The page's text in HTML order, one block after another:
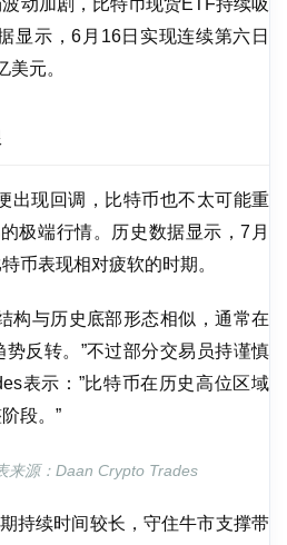
动加剧，比特币现货ETF持续吸
显示，6月16日实现连续第六日
元。
出现回调，比特币也不太可能重
极端行情。历史数据显示，7月
币表现相对疲软的时期。
构与历史底部形态相似，通常在
反转。”不过部分交易员持谨慎
表示：”比特币在历史高位区域
段。”
来源：Daan Crypto Trades
持续时间较长，守住牛市支撑带